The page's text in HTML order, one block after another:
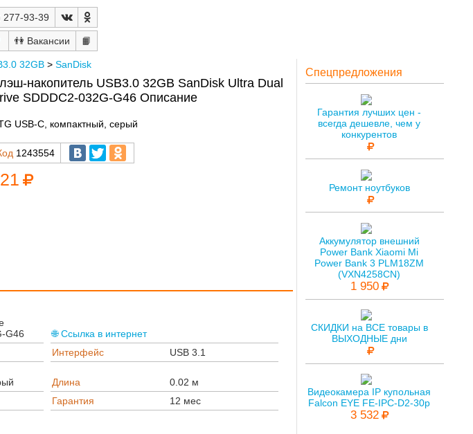
277-93-39
👫 📙
32GB> SanDisk
накопитель USB3.0 32GB SanDisk Ultra Dual
SDDDC2-032G-G46 Описание
USB-C, компактный, серый
1243554
G46
🌐 Ссылка в интернет
Интерфейс USB 3.1
Длина
0.02 м
Гарантия 12 мес
Спецпредложения
Гарантия лучших цен -
всегда дешевле, чем у
конкурентов
Ремонт ноутбуков
Аккумулятор внешний
Power Bank Xiaomi Mi
Power Bank 3 PLM18ZM
(VXN4258CN)
1 950
СКИДКИ на ВСЕ товары в
ВЫХОДНЫЕ дни
Видеокамера IP купольная
Falcon EYE FE-IPC-D2-30p
3 532